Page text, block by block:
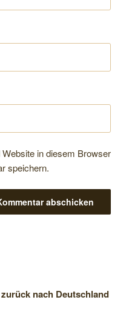
in diesem Browser
speichern.
nach Deutschland